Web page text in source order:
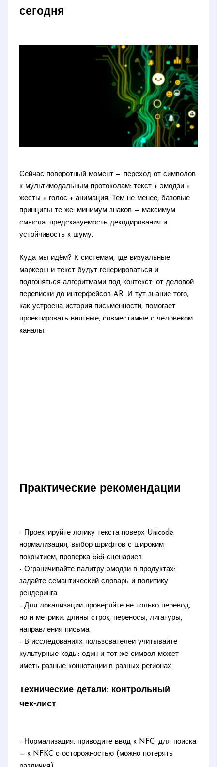
сегодня
Сейчас поворотный момент — переход от символов
к мультимодальным протоколам: текст + эмодзи +
жесты + голос + анимация. Тем не менее, базовые
принципы те же: минимум знаков — максимум
смысла, предсказуемость декодирования и
устойчивость к шуму.
Куда мы идём? К системам, где визуальные
маркеры и текст будут генерироваться и
подгоняться алгоритмами под контекст: от деловой
переписки до интерфейсов AR. И тут знание того,
как устроена история письменности, помогает
проектировать внятные, совместимые с человеком
каналы.
Практические рекомендации
- Проектируйте логику текста поверх Unicode:
нормализация, выбор шрифтов с широким
покрытием, проверка bidi‑сценариев.
- Ограничивайте палитру эмодзи в продуктах:
задайте семантический словарь и политику
рендеринга.
- Для локализации проверяйте не только перевод,
но и метрики: длины строк, переносы, лигатуры,
направления письма.
- В исследованиях пользователей учитывайте
культурные коды: один и тот же символ может
иметь разные коннотации в разных регионах.
Технические детали: контрольный
чек‑лист
- Нормализация: приводите ввод к NFC; для поиска
— к NFKC с осторожностью (можно потерять